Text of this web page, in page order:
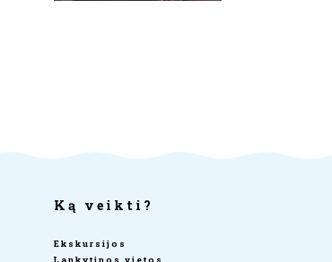
Ką veikti?
Ekskursijos